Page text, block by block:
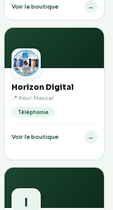
Voir la boutique →
Horizon Digital
📍 Keur Massar
Téléphonie
Voir la boutique →